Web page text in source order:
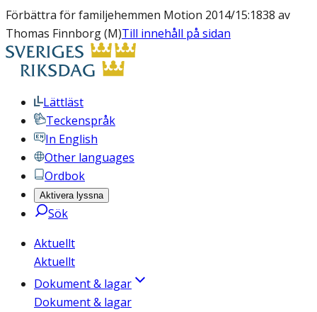
Förbättra för familjehemmen Motion 2014/15:1838 av
Thomas Finnborg (M)Till innehåll på sidan
Lättläst
Teckenspråk
In English
Other languages
Ordbok
Aktivera lyssna
Sök
Aktuellt
Aktuellt
Dokument & lagar
Dokument & lagar